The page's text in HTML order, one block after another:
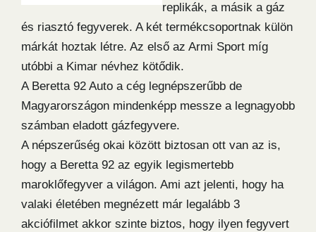
replikák, a másik a gáz
és riasztó fegyverek. A két termékcsoportnak külön
márkát hoztak létre. Az első az Armi Sport míg
utóbbi a Kimar névhez kötődik.
A Beretta 92 Auto a cég legnépszerűbb de
Magyarországon mindenképp messze a legnagyobb
számban eladott gázfegyvere.
A népszerűség okai között biztosan ott van az is,
hogy a Beretta 92 az egyik legismertebb
maroklőfegyver a világon. Ami azt jelenti, hogy ha
valaki életében megnézett már legalább 3
akciófilmet akkor szinte biztos, hogy ilyen fegyvert